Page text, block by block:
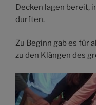
Decken lagen bereit,
durften.
Zu Beginn gab es für
zu den Klängen des